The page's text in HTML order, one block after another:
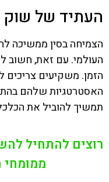
העתיד של שוק
הצמיחה בסין ממשיכה
העולמי. עם זאת, חשוב
הזמן. משקיעים צריכים
האסטרטגיות שלהם
תמשיך להוביל את
רוצים להתחיל